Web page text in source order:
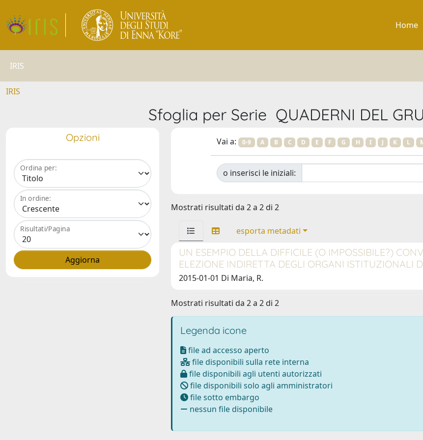
Home
IRIS
IRIS
Sfoglia per Serie QUADERNI DEL
Opzioni
Ordina per:
In ordine:
Risultati/Pagina
Vai a: 0-9 A B C D E F G H I J K L
o inserisci le iniziali:
Mostrati risultati da 2 a 2 di 2
esporta metadati
UN ESEMPIO DELLA DIFFICILE (O IMPOSSIBILE?)
ELEZIONE INDIRETTA DEGLI ORGANI ISTITUZIONALI
2015-01-01 Di Maria, R.
Mostrati risultati da 2 a 2 di 2
Legenda icone
file ad accesso aperto
file disponibili sulla rete interna
file disponibili agli utenti autorizzati
file disponibili solo agli amministratori
file sotto embargo
nessun file disponibile